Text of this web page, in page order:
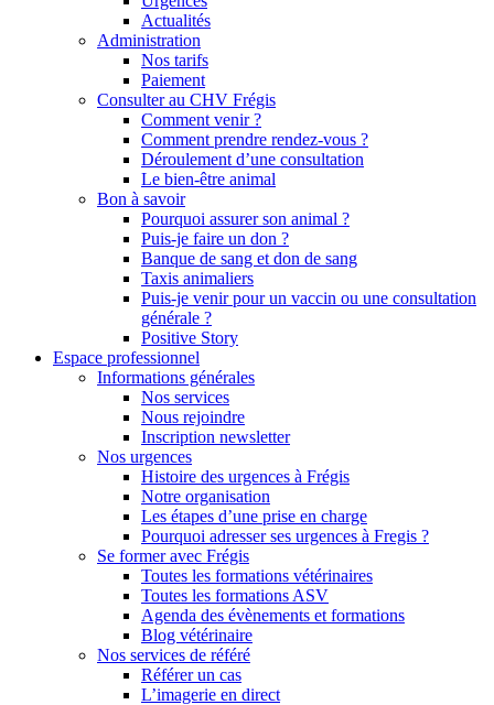
Actualités
Administration
Nos tarifs
Paiement
Consulter au CHV Frégis
Comment venir ?
Comment prendre rendez-vous ?
Déroulement d’une consultation
Le bien-être animal
Bon à savoir
Pourquoi assurer son animal ?
Puis-je faire un don ?
Banque de sang et don de sang
Taxis animaliers
Puis-je venir pour un vaccin ou une consultation
générale ?
Positive Story
Espace professionnel
Informations générales
Nos services
Nous rejoindre
Inscription newsletter
Nos urgences
Histoire des urgences à Frégis
Notre organisation
Les étapes d’une prise en charge
Pourquoi adresser ses urgences à Fregis ?
Se former avec Frégis
Toutes les formations vétérinaires
Toutes les formations ASV
Agenda des évènements et formations
Blog vétérinaire
Nos services de référé
Référer un cas
L’imagerie en direct